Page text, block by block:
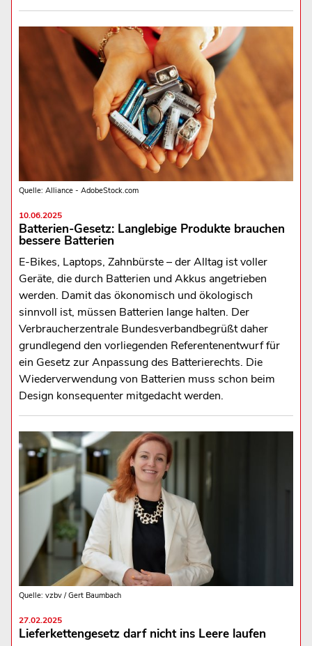
Quelle: Alliance - AdobeStock.com
10.06.2025
Batterien-Gesetz: Langlebige Produkte brauchen
bessere Batterien
E-Bikes, Laptops, Zahnbürste – der Alltag ist voller
Geräte, die durch Batterien und Akkus angetrieben
werden. Damit das ökonomisch und ökologisch
sinnvoll ist, müssen Batterien lange halten. Der
Verbraucherzentrale Bundesverbandbegrüßt daher
grundlegend den vorliegenden Referentenentwurf für
ein Gesetz zur Anpassung des Batterierechts. Die
Wiederverwendung von Batterien muss schon beim
Design konsequenter mitgedacht werden.
Quelle: vzbv / Gert Baumbach
27.02.2025
Lieferkettengesetz darf nicht ins Leere laufen